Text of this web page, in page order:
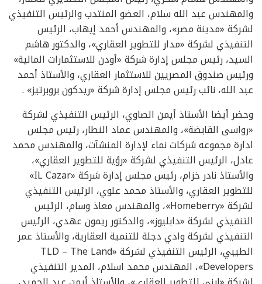
والمهندس عبد الله سلام، العضو المنتدب والرئيس التنفيذي
لشركة «مدينة مصر»، والمهندس أحمد إيهاب، الرئيس
التنفيذي لشركة «مدار للتطوير العقاري»، والدكتور هاشم
السيد، رئيس مجلس إدارة شركة «أودن للاستثمارات المالية»
ورئيس صندوق المصريين للاستثمار العقاري، والأستاذ أحمد
عبد الله، نائب رئيس مجلس إدارة شركة «ريدكون بروبرتيز» .
وحضر أيضا الأستاذ أيمن الصاوي، الرئيس التنفيذي لشركة
«رواسى القابضة»، والمهندس عماد النطار، رئيس مجلس
ادارة مجموعه شركات نماء لإدارة المنشآت، والمهندس محمد
عادل، الرئيس التنفيذي لشركة «رؤية للتطوير العقاري»،
والأستاذ نادر خزام، رئيس مجلس إدارة شركة «IL Cazar»
للتطوير العقاري، والأستاذ محمد علوي، الرئيس التنفيذي
لشركة «Homeberry»، والمهندس معاذ وسام، الرئيس
التنفيذي لشركة «دابليوز»، والدكتور ريمون عهدي، الرئيس
التنفيذي لشركة وادي دجلة للتنمية العقارية، والأستاذ عمر
الطيبي، الرئيس التنفيذي لشركة «TLD – The Land
Developers»، المهندس محمد اسلام، المدير التنفيذي